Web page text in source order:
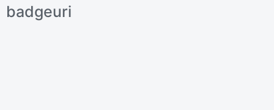
badgeuri